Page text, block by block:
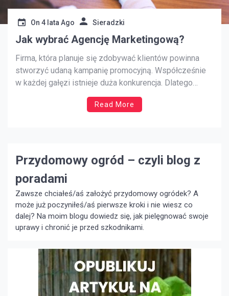
On 4 lata Ago Sieradzki
Jak wybrać Agencję Marketingową?
Firma, która planuje się zdobywać klientów powinna
stworzyć udaną kampanię promocyjną. Współcześnie
w każdej gałęzi istnieje duża konkurencja. Dlatego
kampanie reklamowe muszą dobrze zaplanowane.
Samodzielna reklama jest bardzo ciężka do
należyty sposób. […]
Read More
Przydomowy ogród – czyli blog z
poradami
Zawsze chciałeś/aś założyć przydomowy ogródek? A
może już poczyniłeś/aś pierwsze kroki i nie wiesz co
dalej? Na moim blogu dowiedz się, jak pielęgnować swoje
uprawy i chronić je przed szkodnikami.